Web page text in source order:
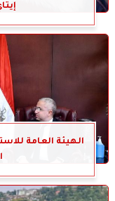
الهيئة العامة